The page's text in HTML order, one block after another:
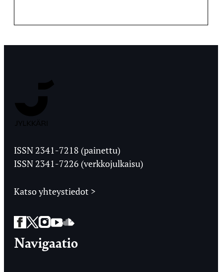
Ylioppilaslehti
ISSN 2341-7218 (painettu)
ISSN 2341-7226 (verkkojulkaisu)
Katso yhteystiedot >
Facebook
Twitter
Instagram
YouTube
SoundCloud
Navigaatio